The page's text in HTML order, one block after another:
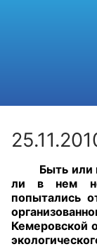
Быть или не
ли в нем
попытались
Кемеровской